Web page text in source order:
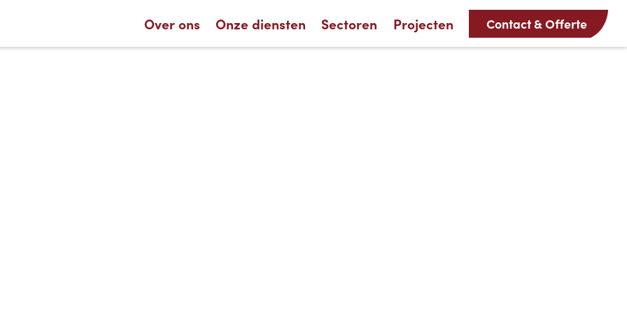
Over ons Onze diensten Sectoren Projecten Contact & Offerte